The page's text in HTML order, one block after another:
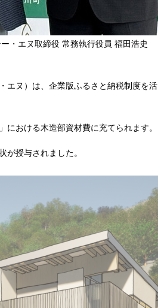
・エヌ取締役 常務執行役員 福田浩史
エヌ）は、企業版ふるさと納税制度を活
おける木造部資材費に充てられます。
が授与されました。